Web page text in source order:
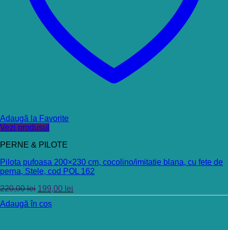
Adaugă la Favorite
Vezi produsul
PERNE & PILOTE
Pilota pufoasa 200×230 cm, cocolino/imitatie blana, cu fete de
perna, Stele, cod POL 162
220,00lei 199,00 lei
Adaugă în coș